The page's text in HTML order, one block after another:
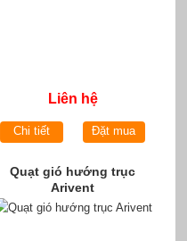
Liên hệ
Chi tiết Đặt mua
Quạt gió hướng trục
Arivent